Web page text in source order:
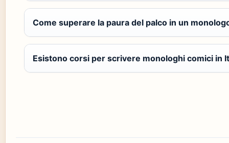
Come superare la paura del palco in un
Esistono corsi per scrivere monologhi comici in